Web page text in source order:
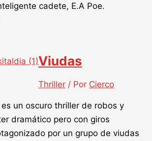
cadete, E.A Poe.
Viudas
Thriller / Por Cierco
un oscuro thriller de robos y
dramático pero con giros
por un grupo de viudas